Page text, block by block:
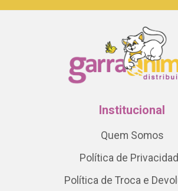
Institucional
Quem Somos
Política de
Política de Troca e